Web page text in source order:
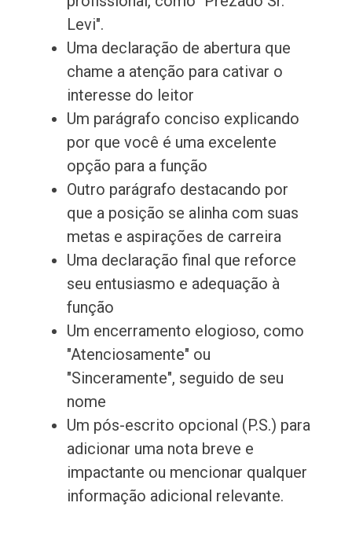
Levi".
Uma declaração de abertura que
chame a atenção para cativar o
interesse do leitor
Um parágrafo conciso explicando
por que você é uma excelente
opção para a função
Outro parágrafo destacando por
que a posição se alinha com suas
metas e aspirações de carreira
Uma declaração final que reforce
seu entusiasmo e adequação à
função
Um encerramento elogioso, como
"Atenciosamente" ou
"Sinceramente", seguido de seu
nome
Um pós-escrito opcional (P.S.) para
adicionar uma nota breve e
impactante ou mencionar qualquer
informação adicional relevante.